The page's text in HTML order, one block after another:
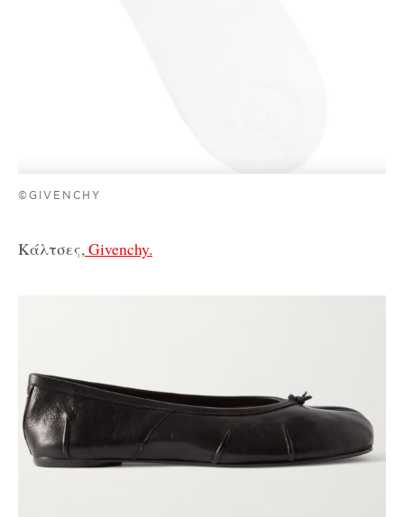
©GIVENCHY
Κάλτσες,Givenchy.